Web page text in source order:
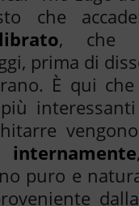
che
, che
prima di
È qui
internamente
puro e